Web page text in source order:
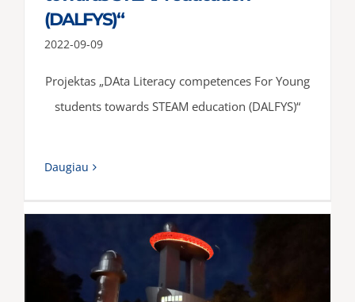
(DALFYS)“
2022-09-09
Projektas „DAta Literacy competences For Young
students towards STEAM education (DALFYS)“
Daugiau